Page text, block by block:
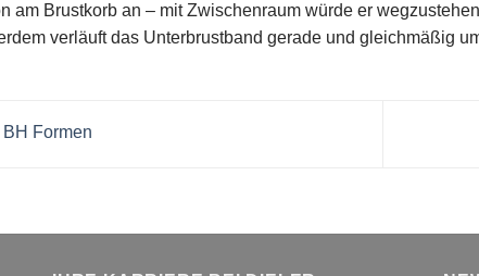
am Brustkorb an – mit Zwischenraum würde er
verläuft das Unterbrustband gerade und gleichmäßig
BH Formen